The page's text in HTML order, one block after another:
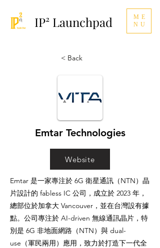
ME
NU
IP² Launchpad
< Back
Emtar Technologies
Website
Emtar 是一家專注於 6G 衛星通訊（NTN）晶
片設計的 fabless IC 公司，成立於 2023 年，
總部位於加拿大 Vancouver，並在台灣設有據
點。公司專注於 AI-driven 無線通訊晶片，特
別是 6G 非地面網路（NTN）與 dual-
use（軍民兩用）應用，致力於打造下一代全